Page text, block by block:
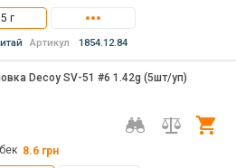
г
Артикул 1854.12.84
Decoy SV-51 #6 1.42g (5шт/уп)
8.6 грн